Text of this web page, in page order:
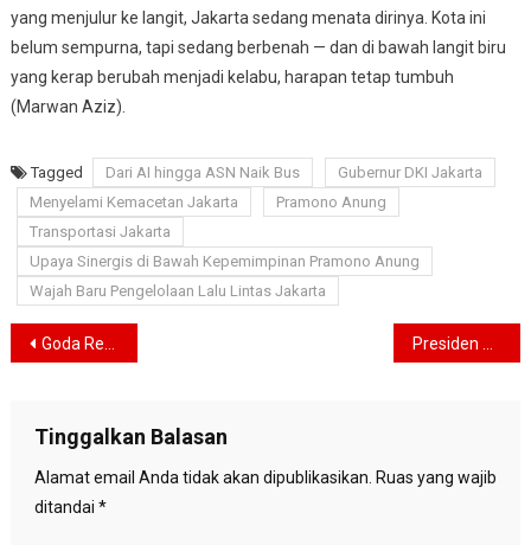
yang menjulur ke langit, Jakarta sedang menata dirinya. Kota ini
belum sempurna, tapi sedang berbenah — dan di bawah langit biru
yang kerap berubah menjadi kelabu, harapan tetap tumbuh
(Marwan Aziz).
Tagged Dari AI hingga ASN Naik Bus
Gubernur DKI Jakarta
Menyelami Kemacetan Jakarta
Pramono Anung
Transportasi Jakarta
Upaya Sinergis di Bawah Kepemimpinan Pramono Anung
Wajah Baru Pengelolaan Lalu Lintas Jakarta
Navigasi
Goda Resmi Luncurkan 611 Cross Sky, 9 Kendaraan Listrik Baru Siap Rebut Pasar Indonesia!
Tinggalkan Balasan
Alamat email Anda tidak akan dipublikasikan. Ruas yang wajib
ditandai *